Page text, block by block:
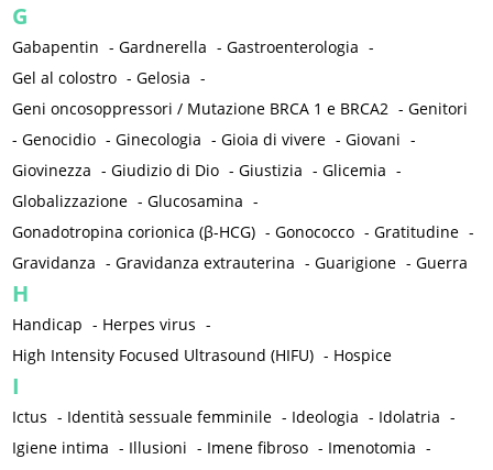
G
Gabapentin -Gardnerella -Gastroenterologia -
Gel al colostro -Gelosia -
Geni oncosoppressori / Mutazione BRCA 1 e BRCA2 -Genitori
-Genocidio -Ginecologia -Gioia di vivere -Giovani -
Giovinezza -Giudizio di Dio -Giustizia -Glicemia -
Globalizzazione -Glucosamina -
Gonadotropina corionica (β-HCG) -Gonococco -Gratitudine -
Gravidanza -Gravidanza extrauterina -Guarigione -Guerra
H
Handicap - Herpes virus -
High Intensity Focused Ultrasound (HIFU) - Hospice
I
Ictus - Identità sessuale femminile - Ideologia - Idolatria -
Igiene intima - Illusioni - Imene fibroso - Imenotomia -